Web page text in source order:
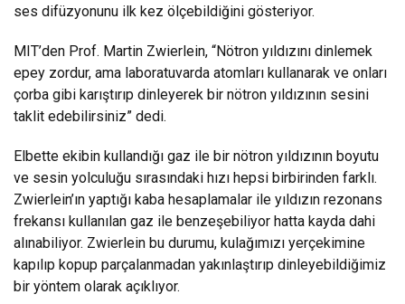
ses difüzyonunu ilk kez ölçebildiğini gösteriyor.
MIT’den Prof. Martin Zwierlein, “Nötron yıldızını dinlemek
epey zordur, ama laboratuvarda atomları kullanarak ve onları
çorba gibi karıştırıp dinleyerek bir nötron yıldızının sesini
taklit edebilirsiniz” dedi.
Elbette ekibin kullandığı gaz ile bir nötron yıldızının boyutu
ve sesin yolculuğu sırasındaki hızı hepsi birbirinden farklı.
Zwierlein’ın yaptığı kaba hesaplamalar ile yıldızın rezonans
frekansı kullanılan gaz ile benzeşebiliyor hatta kayda dahi
alınabiliyor. Zwierlein bu durumu, kulağımızı yerçekimine
kapılıp kopup parçalanmadan yakınlaştırıp dinleyebildiğimiz
bir yöntem olarak açıklıyor.